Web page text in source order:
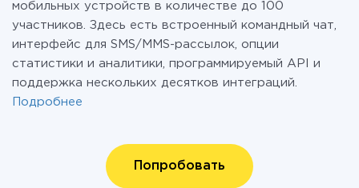
мобильных устройств в количестве до 100
участников. Здесь есть встроенный командный чат,
интерфейс для SMS/MMS-рассылок, опции
статистики и аналитики, программируемый API и
поддержка нескольких десятков интеграций.
Подробнее
Попробовать